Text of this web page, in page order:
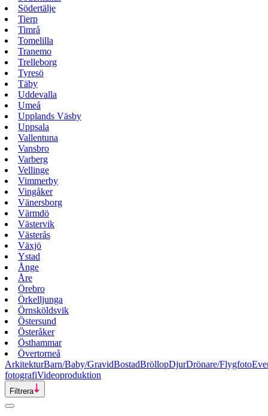
Södertälje
Tierp
Timrå
Tomelilla
Tranemo
Trelleborg
Tyresö
Täby
Uddevalla
Umeå
Upplands Väsby
Uppsala
Vallentuna
Vansbro
Varberg
Vellinge
Vimmerby
Vingåker
Vänersborg
Värmdö
Västervik
Västerås
Växjö
Ystad
Ånge
Åre
Örebro
Örkelljunga
Örnsköldsvik
Östersund
Österåker
Östhammar
Övertorneå
ArkitekturBarn/Baby/GravidBostadBröllopDjurDrönare/Flygfoto
fotografiVideoproduktion
Filtrera